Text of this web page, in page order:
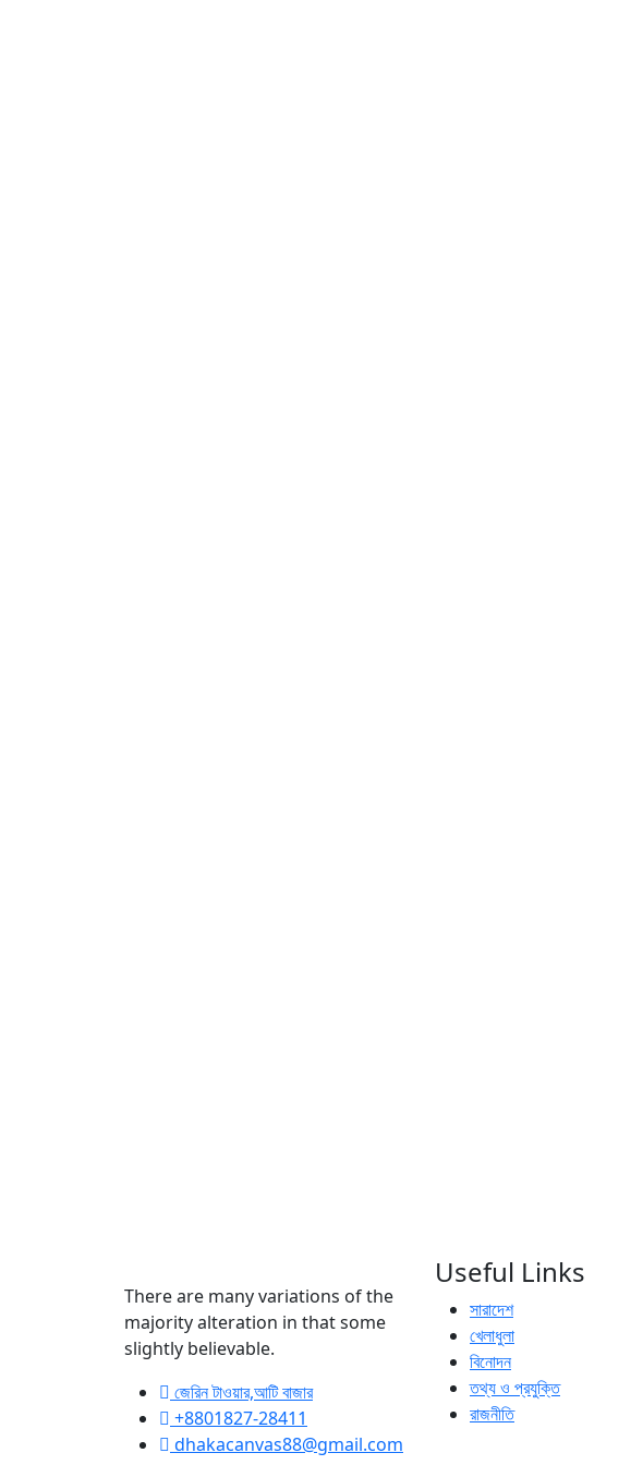
There are many variations of the
majority alteration in that some
slightly believable.
জেরিন টাওয়ার,আটি বাজার
+8801827-28411
dhakacanvas88@gmail.com
Useful Links
সারাদেশ
খেলাধুলা
বিনোদন
তথ্য ও প্রযুক্তি
রাজনীতি